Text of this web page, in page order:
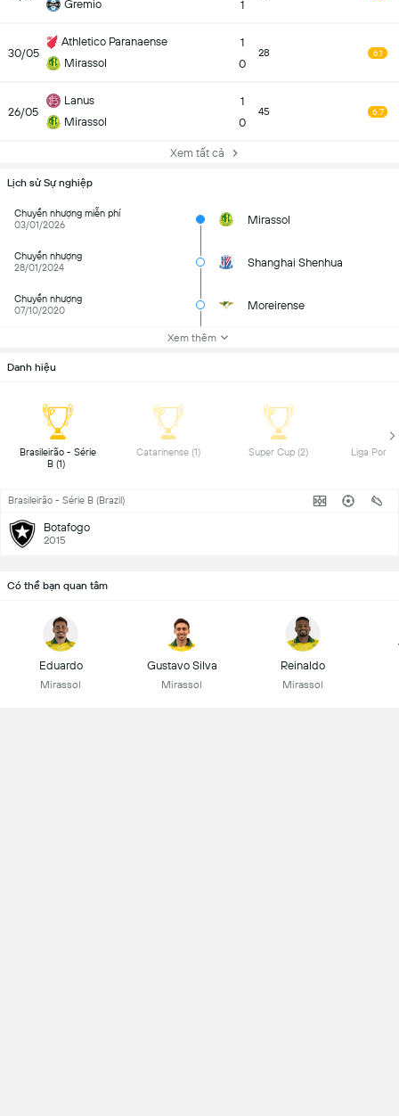
Gremio
1
30/05
Athletico Paranaense
Mirassol
1
0
28 6.1
26/05
Lanus
Mirassol
1
0
45 6.7
Xem tất cả
Lịch sử Sự nghiệp
Chuyển nhượng miễn phí
03/01/2026
Mirassol
Chuyển nhượng
28/01/2024
Shanghai Shenhua
Chuyển nhượng
07/10/2020
Moreirense
Xem thêm
Danh hiệu
Brasileirão - Série
Catarinense (1)
Brasileirão - Série B (Brazil)
Botafogo
2015
Có thể bạn quan tâm
Eduardo
Mirassol
Gustavo Silva
Mirassol
Reinaldo
Mirassol